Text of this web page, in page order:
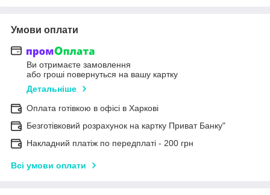
Умови оплати
Ви отримаєте замовлення
або гроші повернуться на вашу картку
Детальніше
Оплата готівкою в офісі в Харкові
Безготівковий розрахунок на картку Приват Банку"
Накладний платіж по передплаті - 200 грн
Всі умови оплати